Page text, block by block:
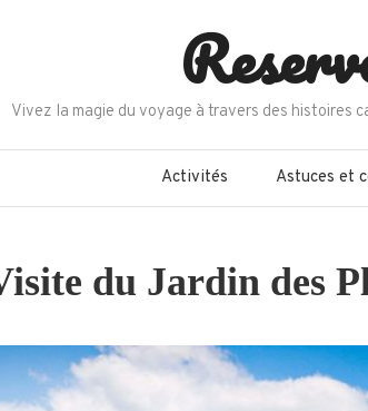
Vivez la magie du voyage à travers des histoires
Activités Astuces et
du Jardin des